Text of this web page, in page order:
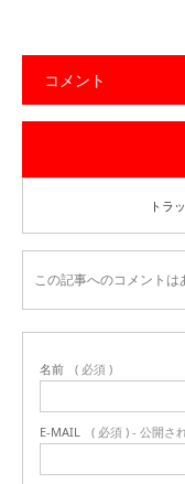
コメント
トラ
この記事へのコメントは
名前 ( 必須 )
E-MAIL ( 必須 ) - 公開さ